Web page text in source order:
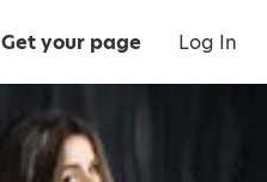
Get your page Log In